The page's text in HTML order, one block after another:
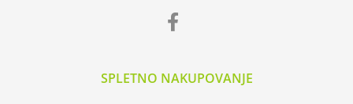
SPLETNO NAKUPOVANJE